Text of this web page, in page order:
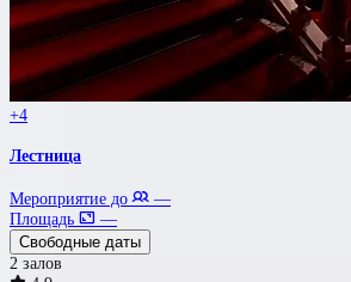
+4
Лестница
Мероприятие до
—
Площадь
—
Свободные даты
2 залов